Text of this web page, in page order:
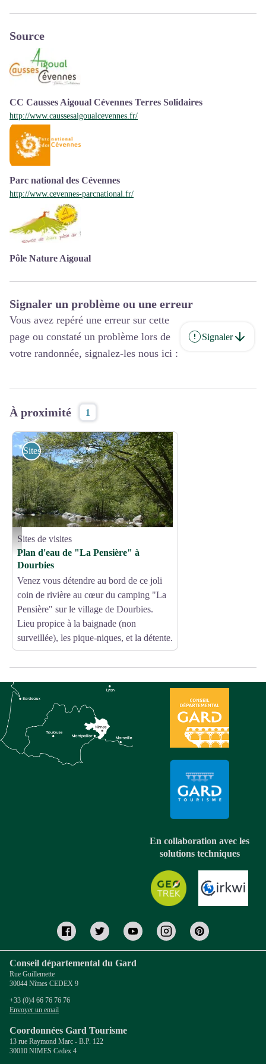
Source
CC Causses Aigoual Cévennes Terres Solidaires
http://www.caussesaigoualcevennes.fr/
Parc national des Cévennes
http://www.cevennes-parcnational.fr/
Pôle Nature Aigoual
Signaler un problème ou une erreur
Vous avez repéré une erreur sur cette
page ou constaté un problème lors de
votre randonnée, signalez-les nous ici :
Signaler
À proximité 1
Camping La Pensière Dourbies - Mairie de Dourbies
Sites de visites
Sites de visites
Plan d'eau de "La Pensière" à
Dourbies
Venez vous détendre au bord de ce joli
coin de rivière au cœur du camping "La
Pensière" sur le village de Dourbies.
Lieu propice à la baignade (non
surveillée), les pique-niques, et la détente.
En collaboration avec les
solutions techniques
Conseil départemental du Gard
Rue Guillemette
30044 Nîmes CEDEX 9
+33 (0)4 66 76 76 76
Envoyer un email
Coordonnées Gard Tourisme
13 rue Raymond Marc - B.P. 122
30010 NIMES Cedex 4